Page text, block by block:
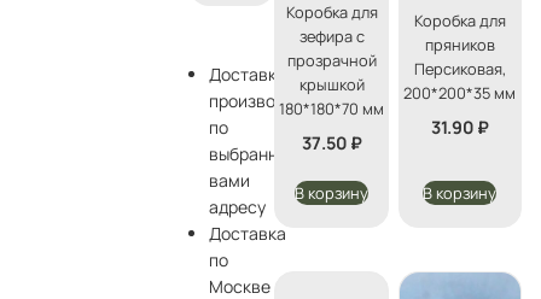
Доставка
производится
по
выбранному
вами
адресу
Доставка
по
Москве
Коробка для
зефира с
прозрачной
крышкой
180*180*70 мм
37.50 ₽
В корзину
Коробка для
пряников
Персиковая,
200*200*35 мм
31.90 ₽
В корзину